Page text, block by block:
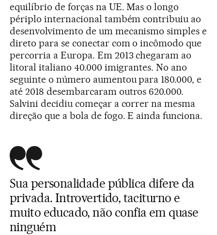
equilíbrio de forças na UE. Mas o longo
périplo internacional também contribuiu ao
desenvolvimento de um mecanismo simples e
direto para se conectar com o incômodo que
percorria a Europa. Em 2013 chegaram ao
litoral italiano 40.000 imigrantes. No ano
seguinte o número aumentou para 180.000, e
até 2018 desembarcaram outros 620.000.
Salvini decidiu começar a correr na mesma
direção que a bola de fogo. E ainda funciona.
Sua personalidade pública difere da
privada. Introvertido, taciturno e
muito educado, não confia em quase
ninguém